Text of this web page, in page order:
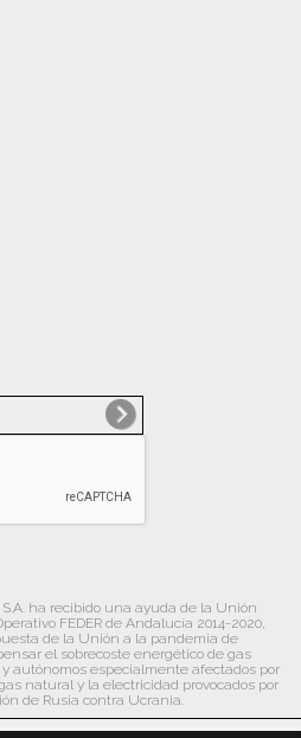
ha recibido una ayuda de la Unión
FEDER de Andalucía 2014-2020,
de la Unión a la pandemia de
el sobrecoste energético de gas
autónomos especialmente afectados por
natural y la electricidad provocados por
de Rusia contra Ucrania.